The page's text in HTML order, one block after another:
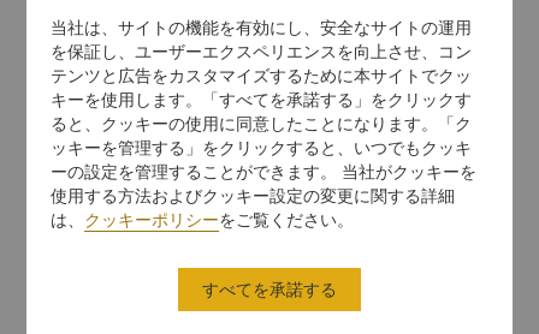
当社は、サイトの機能を有効にし、安全なサイトの運用
を保証し、ユーザーエクスペリエンスを向上させ、コン
テンツと広告をカスタマイズするために本サイトでクッ
キーを使用します。「すべてを承諾する」をクリックす
ると、クッキーの使用に同意したことになります。「ク
ッキーを管理する」をクリックすると、いつでもクッキ
ーの設定を管理することができます。 当社がクッキーを
使用する方法およびクッキー設定の変更に関する詳細
は、 クッキーポリシーをご覧ください。
すべてを承諾する